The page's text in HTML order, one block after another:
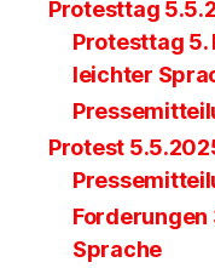
Protesttag
Protesttag 5.
leichter
Protest
Sprache